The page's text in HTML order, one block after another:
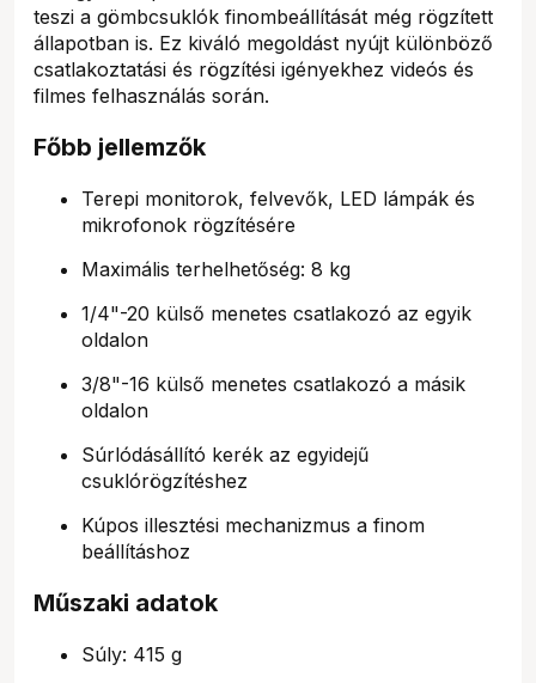
teszi a gömbcsuklók finombeállítását még rögzített
állapotban is. Ez kiváló megoldást nyújt különböző
csatlakoztatási és rögzítési igényekhez videós és
filmes felhasználás során.
Főbb jellemzők
Terepi monitorok, felvevők, LED lámpák és
mikrofonok rögzítésére
Maximális terhelhetőség: 8 kg
1/4"-20 külső menetes csatlakozó az egyik
oldalon
3/8"-16 külső menetes csatlakozó a másik
oldalon
Súrlódásállító kerék az egyidejű
csuklórögzítéshez
Kúpos illesztési mechanizmus a finom
beállításhoz
Műszaki adatok
Súly: 415 g